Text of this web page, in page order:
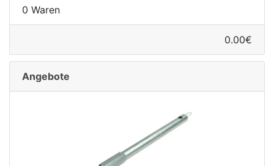
0 Waren
0.00€
Angebote